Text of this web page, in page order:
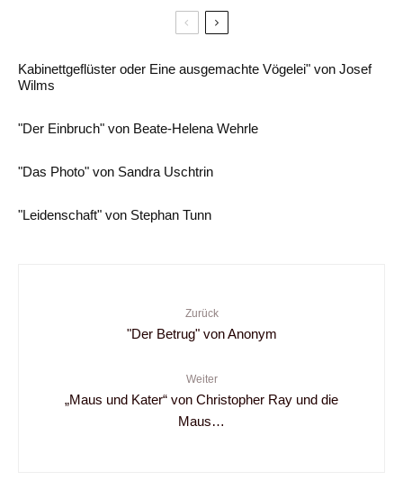
Kabinettgeflüster oder Eine ausgemachte Vögelei" von Josef
Wilms
"Der Einbruch" von Beate-Helena Wehrle
"Das Photo" von Sandra Uschtrin
"Leidenschaft" von Stephan Tunn
Zurück
"Der Betrug" von Anonym
Weiter
„Maus und Kater“ von Christopher Ray und die
Maus…